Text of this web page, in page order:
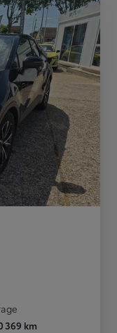
369 km